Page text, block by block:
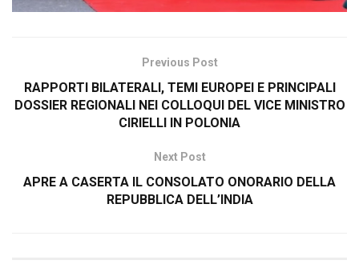
Previous Post
RAPPORTI BILATERALI, TEMI EUROPEI E PRINCIPALI
DOSSIER REGIONALI NEI COLLOQUI DEL VICE MINISTRO
CIRIELLI IN POLONIA
Next Post
APRE A CASERTA IL CONSOLATO ONORARIO DELLA
REPUBBLICA DELL’INDIA